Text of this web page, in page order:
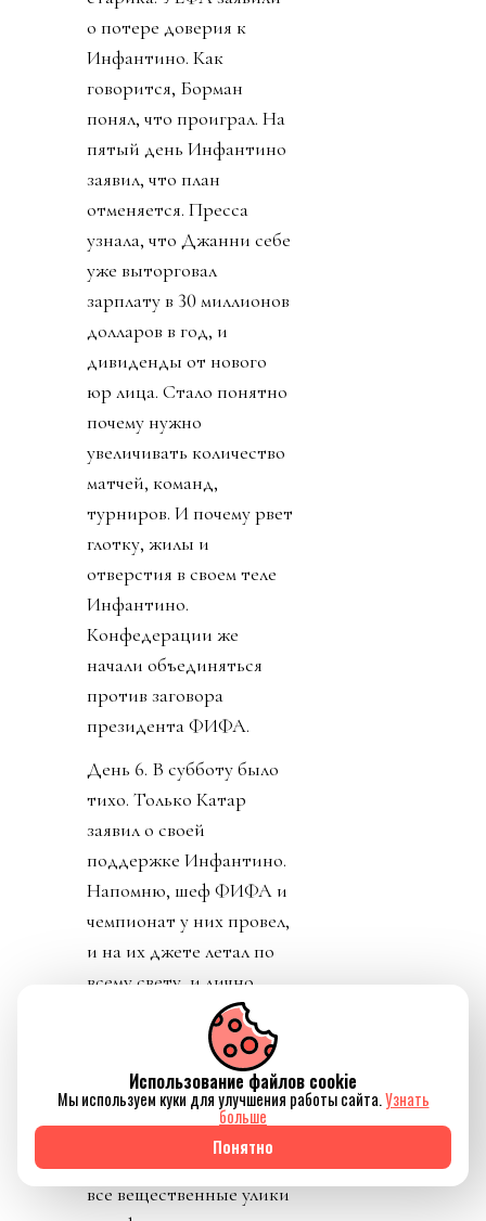
о потере доверия к
Инфантино. Как
говорится, Борман
понял, что проиграл. На
пятый день Инфантино
заявил, что план
отменяется. Пресса
узнала, что Джанни себе
уже выторговал
зарплату в 30 миллионов
долларов в год, и
дивиденды от нового
юр лица. Стало понятно
почему нужно
увеличивать количество
матчей, команд,
турниров. И почему рвет
глотку, жилы и
отверстия в своем теле
Инфантино.
Конфедерации же
начали объединяться
против заговора
президента ФИФА.
День 6. В субботу было
тихо. Только Катар
заявил о своей
поддержке Инфантино.
Напомню, шеф ФИФА и
чемпионат у них провел,
и на их джете летал по
всему свету, и лично
регулярно летал делать
«ку» правителям Катара.
УЕФА пригрозило
уголовным
разбирательством и
потребовала сохранять
все вещественные улики
Использование файлов cookie
Мы используем куки для улучшения работы сайта.Узнать
больше
Понятно